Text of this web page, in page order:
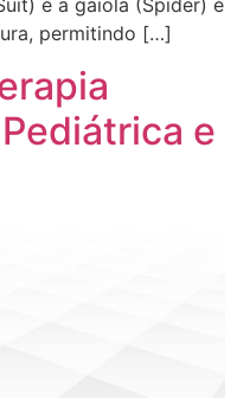
permitindo […]
e